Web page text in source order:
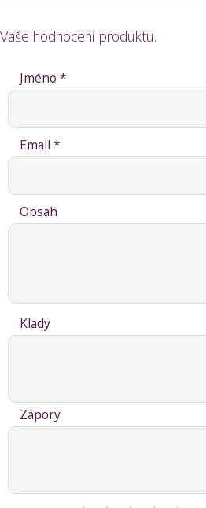
Vaše hodnocení produktu.
Jméno *
Email *
Obsah
Klady
Zápory